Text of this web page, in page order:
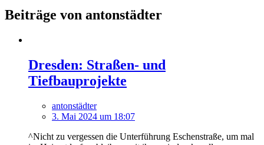
Beiträge von antonstädter
Dresden: Straßen- und
Tiefbauprojekte
antonstädter
3. Mai 2024 um 18:07
^Nicht zu vergessen die Unterführung Eschenstraße, um mal